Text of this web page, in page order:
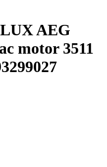
AEG
motor 3511